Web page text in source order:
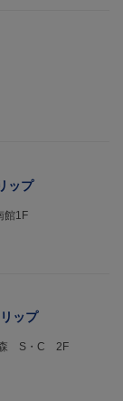
ップ
館1F
ップ
森 S・C 2F